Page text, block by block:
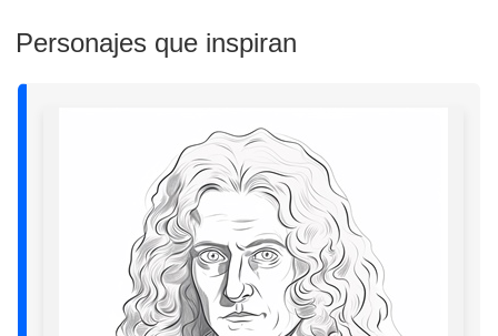
Personajes que inspiran